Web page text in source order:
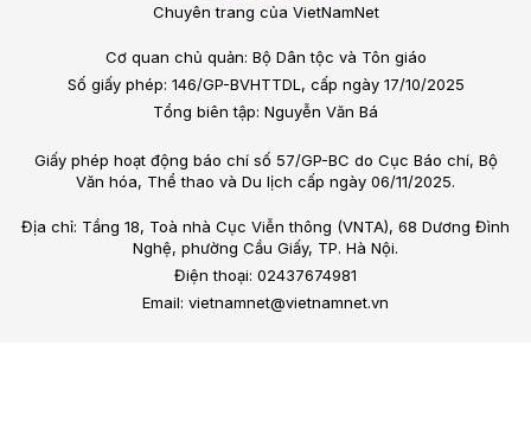
Chuyên trang của VietNamNet
Cơ quan chủ quản: Bộ Dân tộc và Tôn giáo
Số giấy phép: 146/GP-BVHTTDL, cấp ngày 17/10/2025
Tổng biên tập: Nguyễn Văn Bá
Giấy phép hoạt động báo chí số 57/GP-BC do Cục Báo chí, Bộ
Văn hóa, Thể thao và Du lịch cấp ngày 06/11/2025.
Địa chỉ: Tầng 18, Toà nhà Cục Viễn thông (VNTA), 68 Dương Đình
Nghệ, phường Cầu Giấy, TP. Hà Nội.
Điện thoại: 02437674981
Email: vietnamnet@vietnamnet.vn